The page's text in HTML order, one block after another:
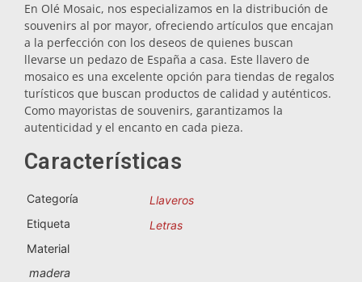
Souvenirs por ciudad
Souvenirs de España
Albacete
En Olé Mosaic, nos especializamos en la distribución de
souvenirs al por mayor, ofreciendo artículos que encajan
a la perfección con los deseos de quienes buscan
llevarse un pedazo de España a casa. Este llavero de
mosaico es una excelente opción para tiendas de regalos
turísticos que buscan productos de calidad y auténticos.
Como mayoristas de souvenirs, garantizamos la
autenticidad y el encanto en cada pieza.
Características
Categoría
Llaveros
Etiqueta
Letras
Material
madera